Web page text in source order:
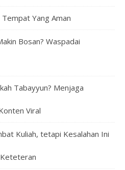
Tempat Yang Aman
Bosan? Waspadai
Tabayyun? Menjaga
Viral
Kuliah, tetapi Kesalahan Ini